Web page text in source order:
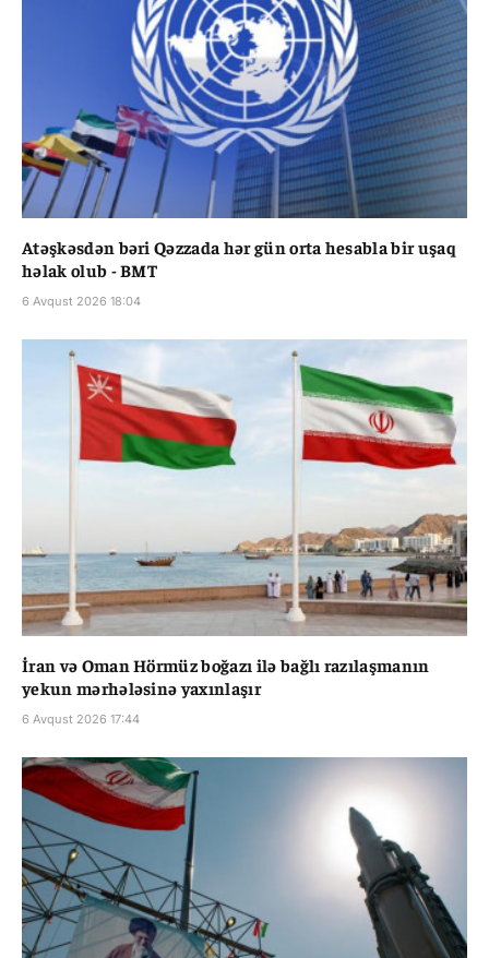
Atəşkəsdən bəri Qəzzada hər gün orta hesabla bir uşaq
həlak olub - BMT
6 Avqust 2026 18:04
İran və Oman Hörmüz boğazı ilə bağlı razılaşmanın
yekun mərhələsinə yaxınlaşır
6 Avqust 2026 17:44